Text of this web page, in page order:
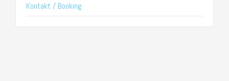
Kontakt / Booking